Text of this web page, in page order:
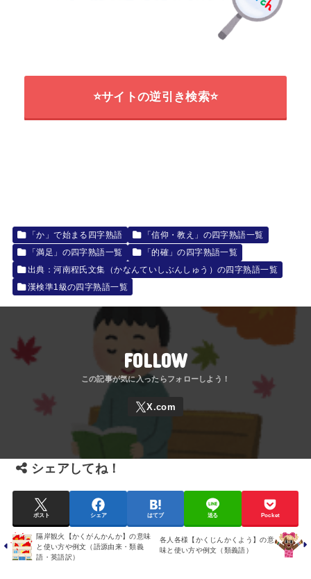
⭐サイトの逆引き検索⭐
「か」で始まる四字熟語
「信仰・教え」の四字熟語一覧
「満足」の四字熟語一覧
「的確」の四字熟語一覧
出典：河南程氏文集（かなんていしぶんしゅう）の四字熟語一覧
漢検準1級の四字熟語一覧
FOLLOW
シェアしてね！
ポスト シェア はてブ 送る Pocket
隔岸観火【かくがんかんか】の意味
と使い方や例文（語源由来・類義
語・英語訳）
各人各様【かくじんかくよう】の意
味と使い方や例文（類義語）